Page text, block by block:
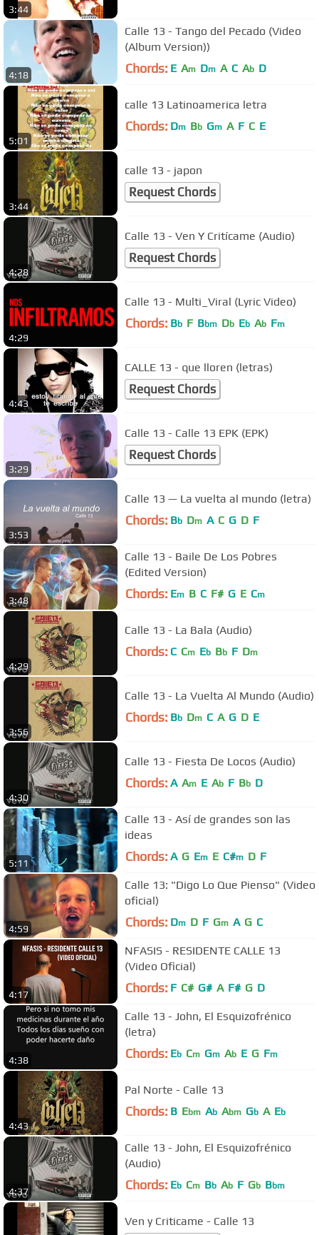
3:44
4:18
Calle 13 - Tango del Pecado (Video
(Album Version))
Chords: E Am Dm A C Ab D
5:01
calle 13 Latinoamerica letra
Chords: Dm Bb Gm A F C E
3:44
calle 13 - japon
Request Chords
4:28
Calle 13 - Ven Y Critícame (Audio)
Request Chords
4:29
Calle 13 - Multi_Viral (Lyric Video)
Chords: Bb F Bbm Db Eb Ab Fm
4:43
CALLE 13 - que lloren (letras)
Request Chords
3:29
Calle 13 - Calle 13 EPK (EPK)
Request Chords
3:53
Calle 13 — La vuelta al mundo (letra)
Chords: Bb Dm A C G D F
3:48
Calle 13 - Baile De Los Pobres
(Edited Version)
Chords: Em B C F# G E Cm
4:29
Calle 13 - La Bala (Audio)
Chords: C Cm Eb Bb F Dm
3:56
Calle 13 - La Vuelta Al Mundo (Audio)
Chords: Bb Dm C A G D E
4:30
Calle 13 - Fiesta De Locos (Audio)
Chords: A Am E Ab F Bb D
5:11
Calle 13 - Así de grandes son las
ideas
Chords: A G Em E C#m D F
4:59
Calle 13: "Digo Lo Que Pienso" (Video
oficial)
Chords: Dm D F Gm A G C
4:17
NFASIS - RESIDENTE CALLE 13
(Video Oficial)
Chords: F C# G# A F# G D
4:38
Calle 13 - John, El Esquizofrénico
(letra)
Chords: Eb Cm Gm Ab E G Fm
4:43
Pal Norte - Calle 13
Chords: B Ebm Ab Abm Gb A Eb
4:37
Calle 13 - John, El Esquizofrénico
(Audio)
Chords: Eb Cm Bb Ab F Gb Bbm
Ven y Criticame - Calle 13